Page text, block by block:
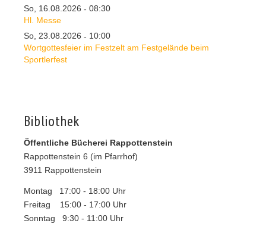
So, 16.08.2026 - 08:30
Hl. Messe
So, 23.08.2026 - 10:00
Wortgottesfeier im Festzelt am Festgelände beim
Sportlerfest
Bibliothek
Öffentliche Bücherei Rappottenstein
Rappottenstein 6 (im Pfarrhof)
3911 Rappottenstein
Montag 17:00 - 18:00 Uhr
Freitag 15:00 - 17:00 Uhr
Sonntag 9:30 - 11:00 Uhr